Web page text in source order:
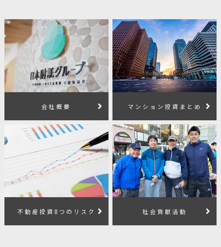
会社概要 マンション投資まとめ
不動産投資8つのリスク 社会貢献活動